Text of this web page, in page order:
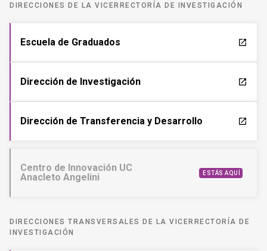
DIRECCIONES DE LA VICERRECTORÍA DE INVESTIGACIÓN
Escuela de Graduados launch
Dirección de Investigación launch
Dirección de Transferencia y Desarrollo launch
Centro de Innovación UC
Anacleto Angelini
ESTÁS AQUÍ
DIRECCIONES TRANSVERSALES DE LA VICERRECTORÍA DE
INVESTIGACIÓN